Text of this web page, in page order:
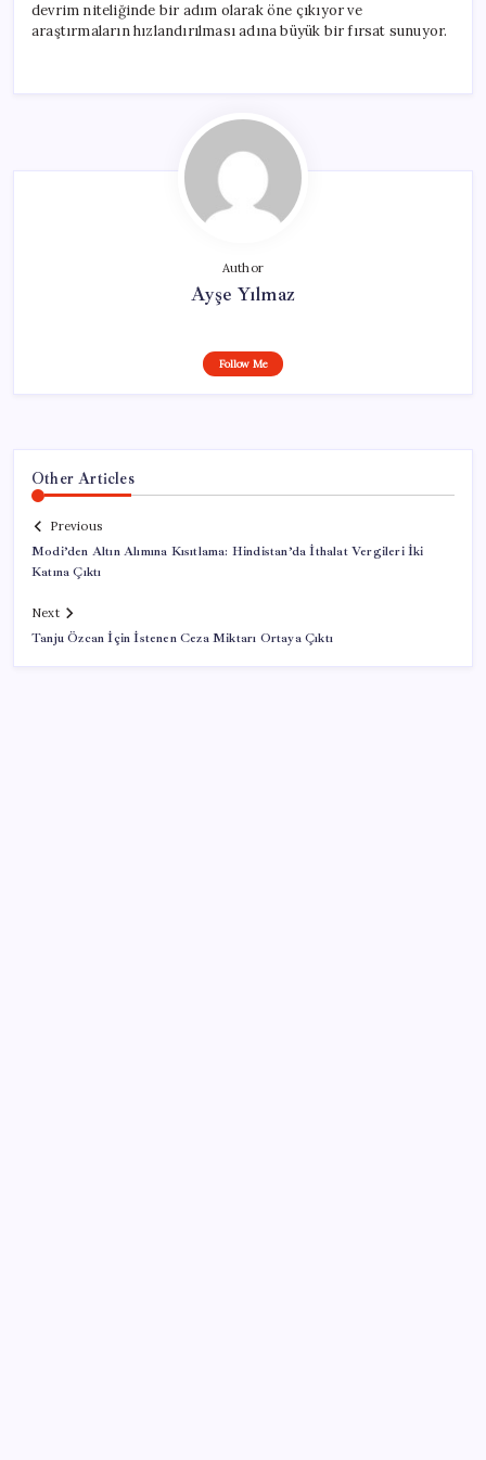
devrim niteliğinde bir adım olarak öne çıkıyor ve
araştırmaların hızlandırılması adına büyük bir fırsat sunuyor.
Author
Ayşe Yılmaz
Follow Me
Other Articles
Previous
Modi’den Altın Alımına Kısıtlama: Hindistan’da İthalat Vergileri İki
Katına Çıktı
Next
Tanju Özcan İçin İstenen Ceza Miktarı Ortaya Çıktı